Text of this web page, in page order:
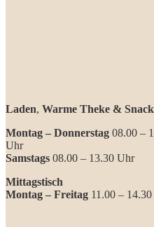
Laden, Warme Theke &
Montag – Donnerstag 08.00 –
Uhr
Samstags 08.00 – 13.30 Uhr
Mittagstisch
Montag – Freitag 11.00 –